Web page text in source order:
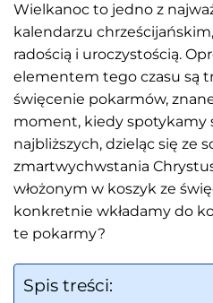
Wielkanoc to jedno z
kalendarzu
radością i uroczystością.
elementem tego czasu są
święcenie pokarmów,
moment, kiedy spotykamy
najbliższych, dzieląc się ze
zmartwychwstania
włożonym w koszyk ze
konkretnie wkładamy do
te pokarmy?
Spis treści: